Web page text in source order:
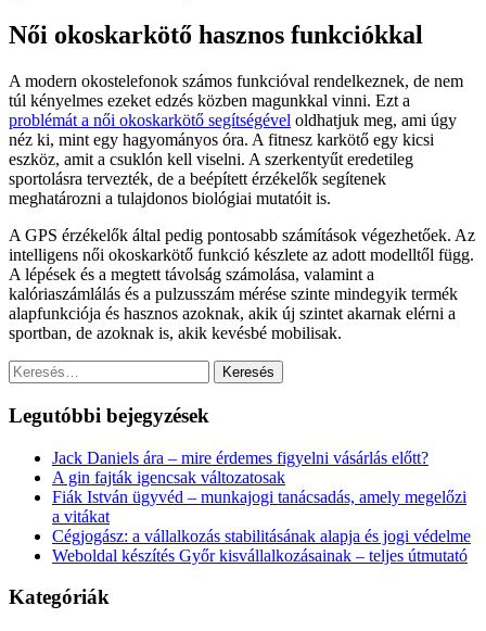
Női okoskarkötő hasznos funkciókkal
A modern okostelefonok számos funkcióval rendelkeznek, de nem
túl kényelmes ezeket edzés közben magunkkal vinni. Ezt a
problémát a női okoskarkötő segítségével oldhatjuk meg, ami úgy
néz ki, mint egy hagyományos óra. A fitnesz karkötő egy kicsi
eszköz, amit a csuklón kell viselni. A szerkentyűt eredetileg
sportolásra tervezték, de a beépített érzékelők segítenek
meghatározni a tulajdonos biológiai mutatóit is.
A GPS érzékelők által pedig pontosabb számítások végezhetőek. Az
intelligens női okoskarkötő funkció készlete az adott modelltől függ.
A lépések és a megtett távolság számolása, valamint a
kalóriaszámlálás és a pulzusszám mérése szinte mindegyik termék
alapfunkciója és hasznos azoknak, akik új szintet akarnak elérni a
sportban, de azoknak is, akik kevésbé mobilisak.
Keresés:
Legutóbbi bejegyzések
Jack Daniels ára – mire érdemes figyelni vásárlás előtt?
A gin fajták igencsak változatosak
Fiák István ügyvéd – munkajogi tanácsadás, amely megelőzi
a vitákat
Cégjogász: a vállalkozás stabilitásának alapja és jogi védelme
Weboldal készítés Győr kisvállalkozásainak – teljes útmutató
Kategóriák